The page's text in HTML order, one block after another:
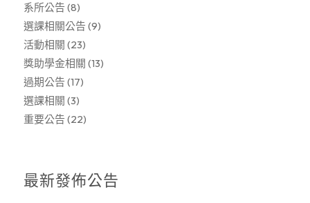
系所公告 (8)
選課相關公告 (9)
活動相關 (23)
獎助學金相關 (13)
過期公告 (17)
選課相關 (3)
重要公告 (22)
最新發佈公告